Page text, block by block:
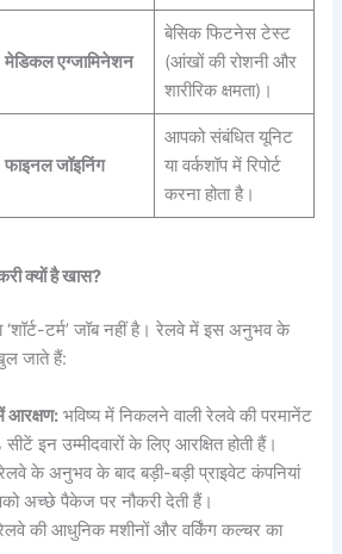
मेडिकल एग्जामिनेशन
बेसिक फिटनेस टेस्ट
(आंखों की रोशनी और
शारीरिक क्षमता)।
फाइनल जॉइनिंग
आपको संबंधित यूनिट
या वर्कशॉप में रिपोर्ट
करना होता है।
क्यों है खास?
टर्म’ जॉब नहीं है। रेलवे में इस अनुभव के
जाते हैं:
आरक्षण: भविष्य में निकलने वाली रेलवे की परमानेंट
इन उम्मीदवारों के लिए आरक्षित होती हैं।
के अनुभव के बाद बड़ी-बड़ी प्राइवेट कंपनियां
अच्छे पैकेज पर नौकरी देती हैं।
की आधुनिक मशीनों और वर्किंग कल्चर का